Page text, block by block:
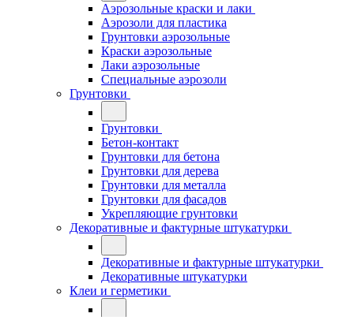
Аэрозольные краски и лаки
Аэрозоли для пластика
Грунтовки аэрозольные
Краски аэрозольные
Лаки аэрозольные
Специальные аэрозоли
Грунтовки
Грунтовки
Бетон-контакт
Грунтовки для бетона
Грунтовки для дерева
Грунтовки для металла
Грунтовки для фасадов
Укрепляющие грунтовки
Декоративные и фактурные штукатурки
Декоративные и фактурные штукатурки
Декоративные штукатурки
Клеи и герметики